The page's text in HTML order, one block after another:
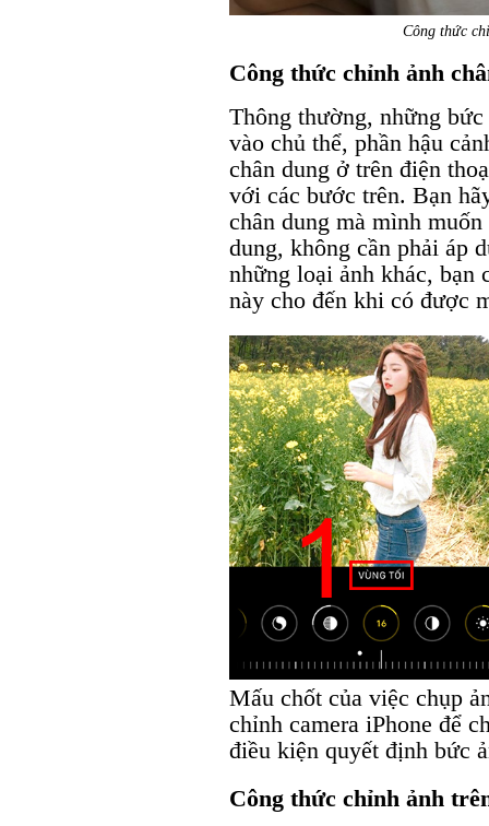
Công thức
Công thức chỉnh ảnh
Thông thường, những
vào chủ thể, phần hậu
chân dung ở trên điện
với các bước trên. Bạn
chân dung mà mình
dung, không cần phải áp
những loại ảnh khác, bạn
này cho đến khi có được
Mấu chốt của việc chụp
chỉnh camera iPhone để
điều kiện quyết định bức
Công thức chỉnh ảnh